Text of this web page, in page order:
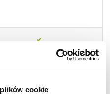
cookie
✔